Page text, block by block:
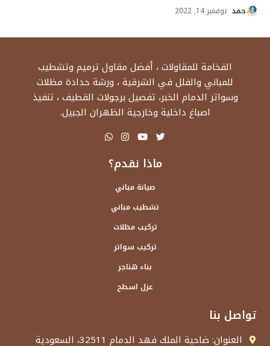
حمد نوفمبر 14, 2022
الفخامة للمقاولات ، أفضل مقاول ترميم وتشطيب
للمباني والفلل في الشرقية ، ورشة حدادة مظلات
وسواتر الدمام الخبر، تفصيل برجولات القطيف ، تنفيذ
اصباغ داخلية وخارجية الظهران الجبيل.
ماذا نقدم؟
صيانة مباني
تشطيب مباني
تركيب مظلات
تركيب سواتر
بناء هناجر
عزل اسطح
تواصل بنا
العنوان: ضاحية الملك فهد الدمام 32511، السعودية